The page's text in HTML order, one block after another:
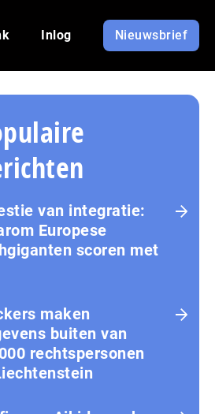
Inlog Nieuwsbrief
van integratie:
Europese
scoren met
maken
buiten van
rechtspersonen